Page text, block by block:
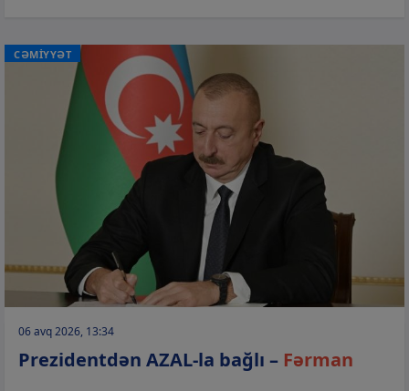
CƏMİYYƏT
06 avq 2026, 13:34
Prezidentdən AZAL-la bağlı – Fərman